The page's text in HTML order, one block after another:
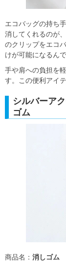
エコバッグの持ち
消してくれるのが
のクリップをエコ
けが可能になるんで
手や肩への負担を
す。この便利アイ
シルバーア
ゴム
商品名： 消しゴム